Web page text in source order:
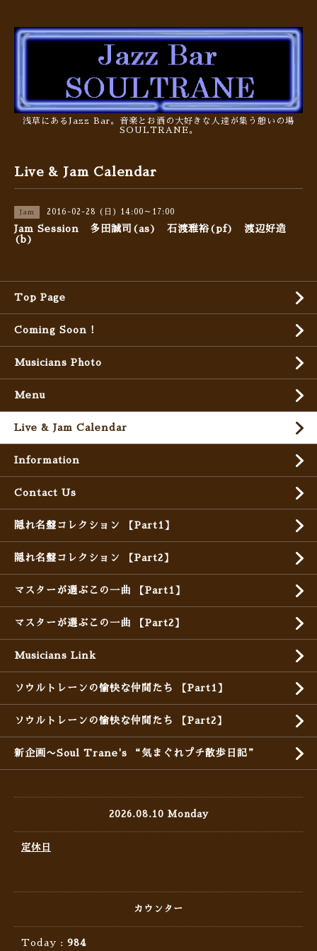
浅草にあるJazz Bar。音楽とお酒の大好きな人達が集う憩いの場
SOULTRANE。
Live & Jam Calendar
Jam 2016-02-28 (日) 14:00～17:00
Jam Session 多田誠司(as) 石渡雅裕(pf) 渡辺好造
(b)
Top Page
Coming Soon !
Musicians Photo
Menu
Live & Jam Calendar
Information
Contact Us
隠れ名盤コレクション 【Part1】
隠れ名盤コレクション 【Part2】
マスターが選ぶこの一曲 【Part1】
マスターが選ぶこの一曲 【Part2】
Musicians Link
ソウルトレーンの愉快な仲間たち 【Part1】
ソウルトレーンの愉快な仲間たち 【Part2】
新企画〜Soul Trane's “気まぐれプチ散歩日記”
2026.08.10 Monday
定休日
カウンター
Today : 984